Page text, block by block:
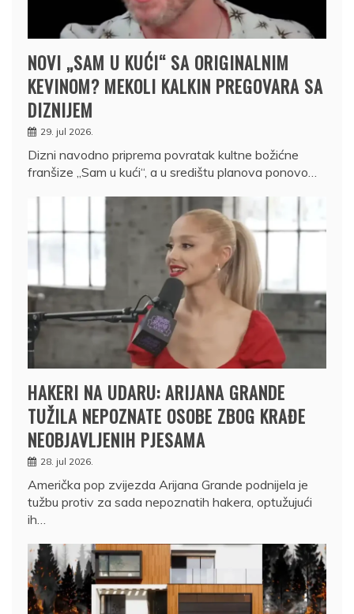
NOVI „SAM U KUĆI“ SA ORIGINALNIM
KEVINOM? MEKOLI KALKIN PREGOVARA SA
DIZNIJEM
29. jul 2026.
Dizni navodno priprema povratak kultne božićne
franšize „Sam u kući“, a u središtu planova ponovo…
HAKERI NA UDARU: ARIJANA GRANDE
TUŽILA NEPOZNATE OSOBE ZBOG KRAĐE
NEOBJAVLJENIH PJESAMA
28. jul 2026.
Američka pop zvijezda Arijana Grande podnijela je
tužbu protiv za sada nepoznatih hakera, optužujući
ih…